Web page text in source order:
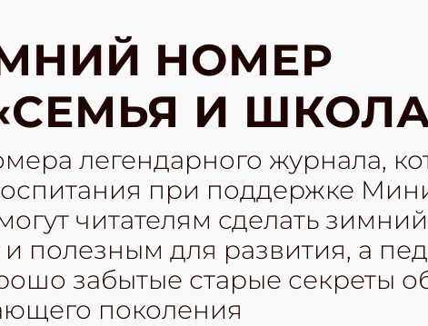
НОМЕР
И
легендарного журнала,
при поддержке
читателям сделать зимний
полезным для развития, а
забытые старые секреты
поколения